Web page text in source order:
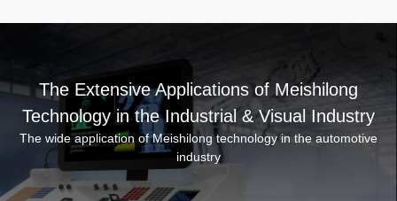
The Extensive Applications of Meishilong
Technology in the Industrial & Visual Industry
The wide application of Meishilong technology in the automotive
industry